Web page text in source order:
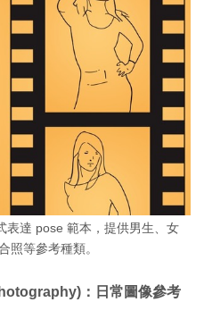
表達 pose 範本，提供男生、女
照等參考種類。
：日常圖像參考